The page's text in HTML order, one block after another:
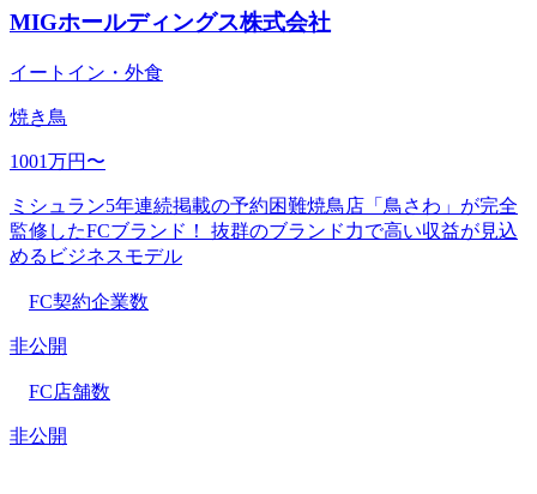
MIGホールディングス株式会社
イートイン・外食
焼き鳥
1001万円〜
ミシュラン5年連続掲載の予約困難焼鳥店「鳥さわ」が完全
監修したFCブランド！ 抜群のブランド力で高い収益が見込
めるビジネスモデル
FC契約企業数
非公開
FC店舗数
非公開